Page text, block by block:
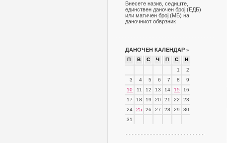
Внесете назив, седиште,
единствен даночен број (ЕДБ)
или матичен број (МБ) на
даночниот обврзник
ДАНОЧЕН КАЛЕНДАР »
П В С Ч П С
Н
1
2
3
4 5 6 7 8
9
10
11 12 13 14 15
16
17
18 19 20 21 22
23
24
25 26 27 28 29
30
31